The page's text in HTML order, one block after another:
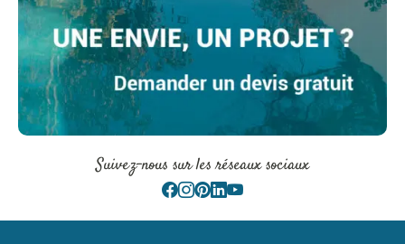
Suivez-nous sur les réseaux sociaux